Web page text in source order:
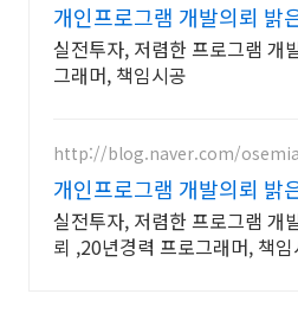
개인프로그램 개발의뢰 밝
실전투자, 저렴한 프로그램 개
그래머, 책임시공
http://blog.naver.com/osemia
개인프로그램 개발의뢰 밝
실전투자, 저렴한 프로그램 개
뢰 ,20년경력 프로그래머, 책임